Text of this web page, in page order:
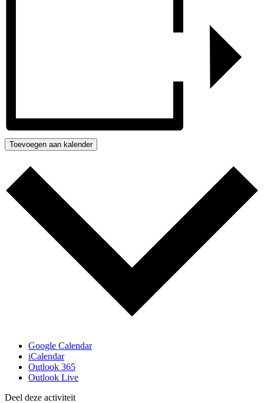
Toevoegen aan kalender
Google Calendar
iCalendar
Outlook 365
Outlook Live
Deel deze activiteit